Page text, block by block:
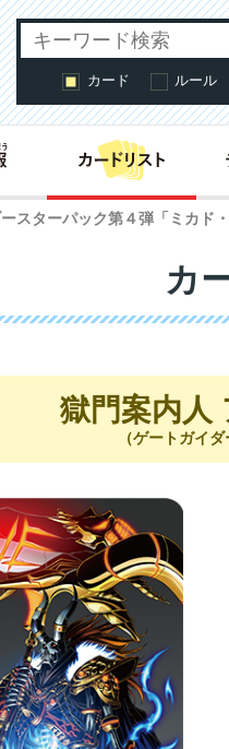
カード ルール
スターパック第４弾「ミカド
カ
獄門案内人
（ゲートガイ